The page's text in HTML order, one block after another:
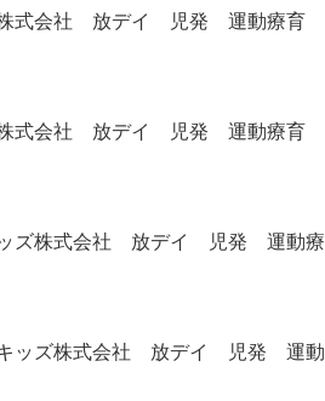
会社 放デイ 児発 運動療育
会社 放デイ 児発 運動療育
株式会社 放デイ 児発 運動療
ズ株式会社 放デイ 児発 運動